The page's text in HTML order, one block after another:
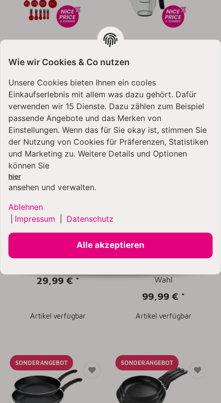
Küchenhelfer-Set 15 tlg.-
2. Wahl
29,99 €*
Artikel verfügbar Artikel verfügbar
SONDERANGEBOT
Deckel - 28cm
29,99 €*
Artikel verfügbar
"Mamma Mia"
Wahl
99,99 € *
Artikel verfügbar
SONDERANGEBOT SONDERANGEBOT
Wie wir Cookies & Co nutzen
Unsere Cookies bieten Ihnen ein cooles
Einkaufserlebnis mit allem was dazu gehört. Dafür
verwenden wir 15 Dienste. Dazu zählen zum Beispiel
passende Angebote und das Merken von
Einstellungen. Wenn das für Sie okay ist, stimmen Sie
der Nutzung von Cookies für Präferenzen, Statistiken
und Marketing zu. Weitere Details und Optionen
können Sie
hier
ansehen und verwalten.
Ablehnen
Impressum Datenschutz
Alle akzeptieren